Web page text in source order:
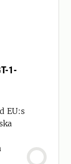
1-
EU:s